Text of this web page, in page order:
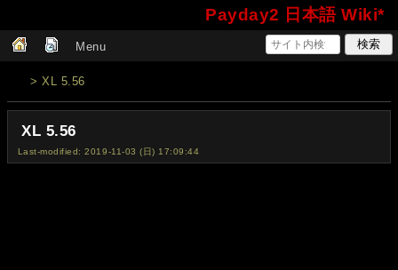
Payday2 日本語 Wiki*
Menu
> XL 5.56
XL 5.56
Last-modified: 2019-11-03 (日) 17:09:44